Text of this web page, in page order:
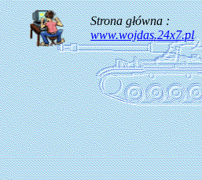
Strona główna :
www.wojdas.24x7.pl